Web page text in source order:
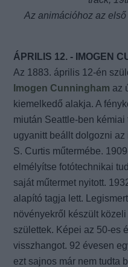
Az animációhoz az
ÁPRILIS 12. - IMOGEN
Az 1883. április 12-én
Imogen Cunningham az
kiemelkedő alakja. A
miután Seattle-ben kémiai
ugyanitt beállt dolgozni
S. Curtis műtermébe.
elmélyítse fotótechnikai
saját műtermet nyitott.
alapító tagja lett.
növényekről készült
születtek. Képei az 50-es
visszhangot. 92 évesen
ezt sajnos már nem tudta